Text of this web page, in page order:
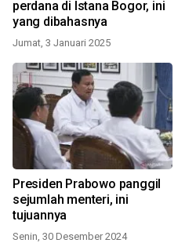
perdana di Istana Bogor, ini
yang dibahasnya
Jumat, 3 Januari 2025
Presiden Prabowo panggil
sejumlah menteri, ini
tujuannya
Senin, 30 Desember 2024